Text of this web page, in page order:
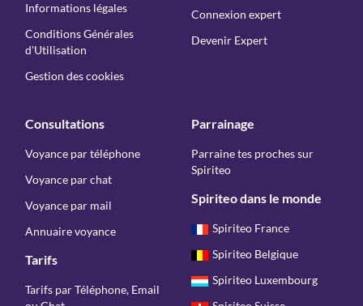
Informations légales
Conditions Générales
d'Utilisation
Gestion des cookies
Connexion expert
Devenir Expert
Consultations
Voyance par téléphone
Voyance par chat
Voyance par mail
Annuaire voyance
Tarifs
Tarifs par Téléphone, Email
Parrainage
Parraine tes proches sur
Spiriteo
Spiriteo dans le monde
Spiriteo France
Spiriteo Belgique
Spiriteo Luxembourg